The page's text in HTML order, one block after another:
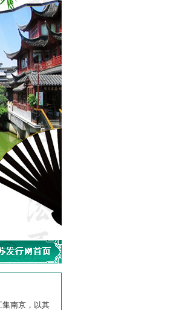
南京，以其